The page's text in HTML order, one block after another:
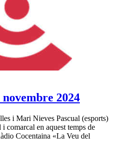
2024
i Mari Nieves Pascual (esports)
comarcal en aquest temps de
Cocentaina «La Veu del